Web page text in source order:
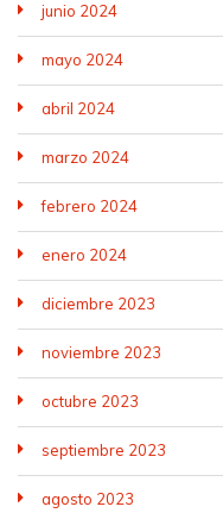
junio 2024
mayo 2024
abril 2024
marzo 2024
febrero 2024
enero 2024
diciembre 2023
noviembre 2023
octubre 2023
septiembre 2023
agosto 2023